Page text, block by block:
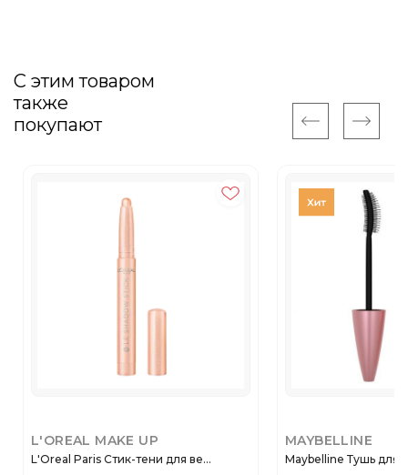
С этим товаром
также
покупают
L'OREAL MAKE UP
L'Oreal Paris Стик-тени для ве...
MAYBELLINE
Maybelline Тушь для